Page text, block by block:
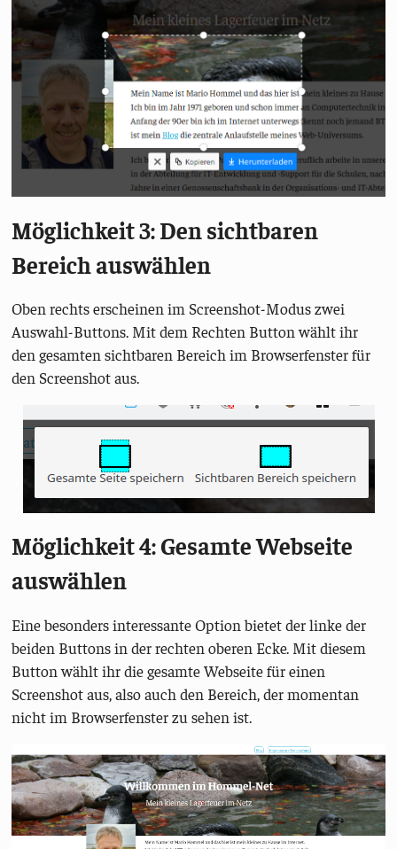
Möglichkeit 3: Den sichtbaren
Bereich auswählen
Oben rechts erscheinen im Screenshot-Modus zwei
Auswahl-Buttons. Mit dem Rechten Button wählt ihr
den gesamten sichtbaren Bereich im Browserfenster für
den Screenshot aus.
Möglichkeit 4: Gesamte Webseite
auswählen
Eine besonders interessante Option bietet der linke der
beiden Buttons in der rechten oberen Ecke. Mit diesem
Button wählt ihr die gesamte Webseite für einen
Screenshot aus, also auch den Bereich, der momentan
nicht im Browserfenster zu sehen ist.